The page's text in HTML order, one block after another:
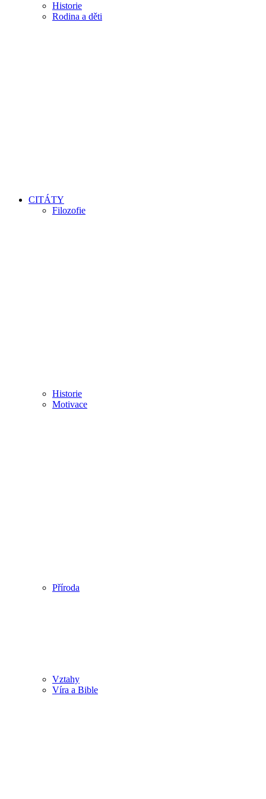
Historie
Rodina a děti
CITÁTY
Filozofie
Historie
Motivace
Příroda
Vztahy
Víra a Bible